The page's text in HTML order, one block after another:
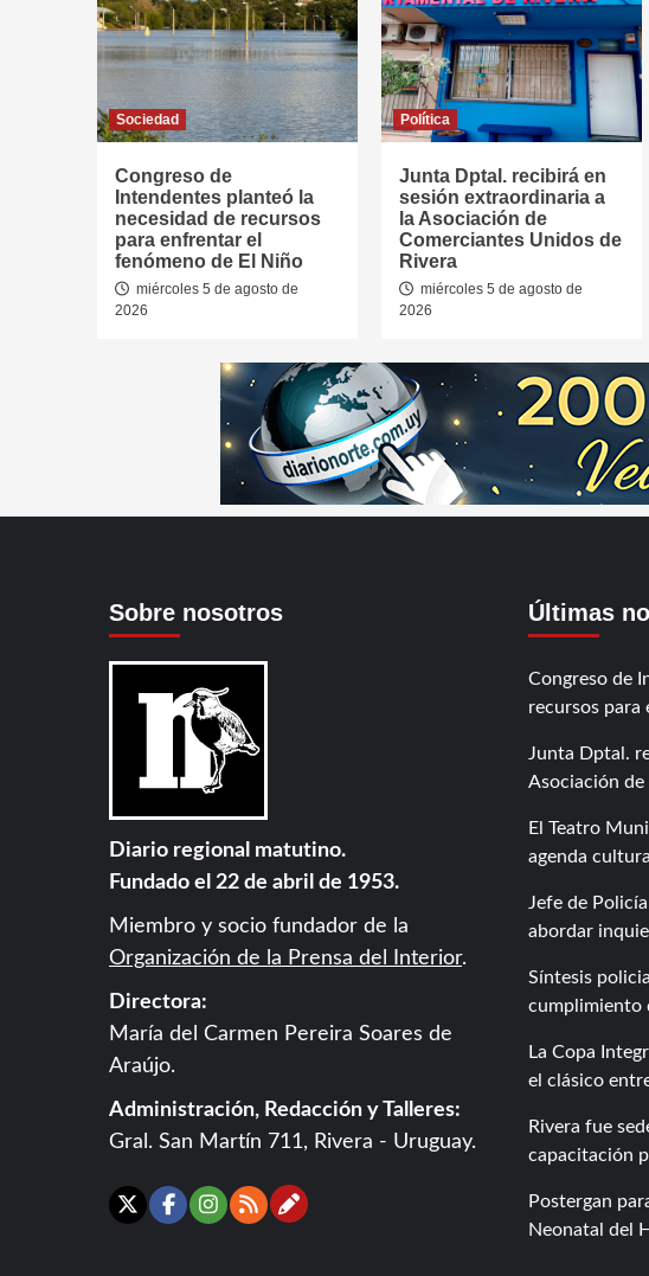
Sociedad
Congreso de
Intendentes planteó la
necesidad de recursos
para enfrentar el
fenómeno de El Niño
miércoles 5 de agosto de
2026
Política
Junta Dptal. recibirá en
sesión extraordinaria a
la Asociación de
Comerciantes Unidos de
Rivera
miércoles 5 de agosto de
2026
Sobre nosotros
Diario regional matutino.
Fundado el 22 de abril de 1953.
Miembro y socio fundador de la
Organización de la Prensa del Interior.
Directora:
María del Carmen Pereira Soares de
Araújo.
Administración, Redacción y Talleres:
Gral. San Martín 711, Rivera - Uruguay.
X Facebook
Instagram
RSSContáctanos
Últimas
Congreso de
recursos para
Junta Dptal.
Asociación de
El Teatro
agenda
Jefe de
abordar
Síntesis
cumplimiento
La Copa
el clásico
Rivera fue
capacitación
Postergan
Neonatal del